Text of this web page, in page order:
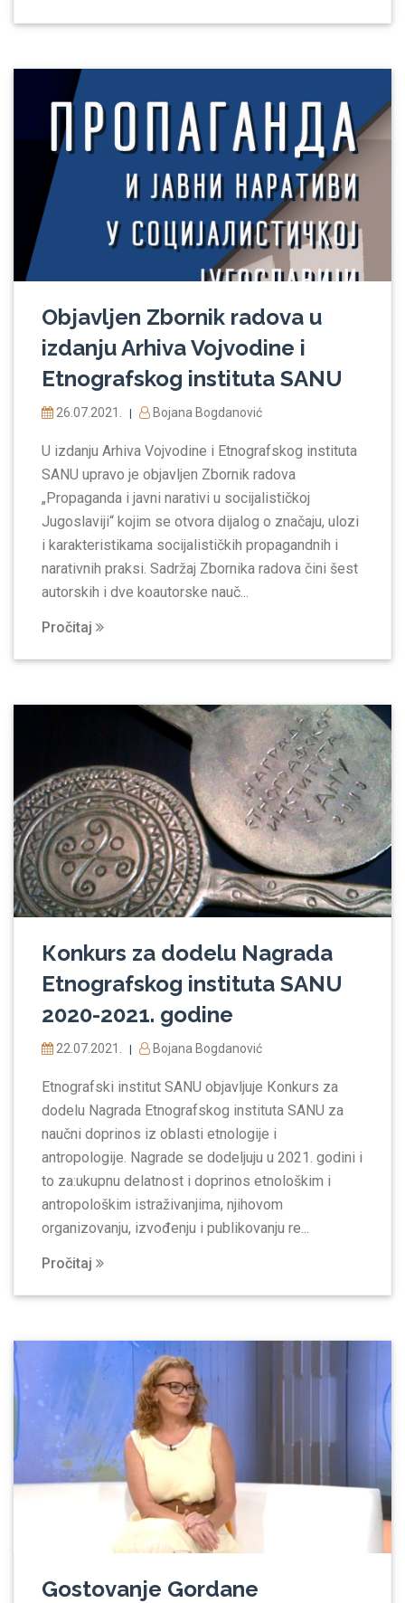
Objavljen Zbornik radova u
izdanju Arhiva Vojvodine i
Etnografskog instituta SANU
26.07.2021. | Bojana Bogdanović
U izdanju Arhiva Vojvodine i Etnografskog instituta
SANU upravo je objavljen Zbornik radova
„Propaganda i javni narativi u socijalističkoj
Jugoslaviji“ kojim se otvora dijalog o značaju, ulozi
i karakteristikama socijalističkih propagandnih i
narativnih praksi. Sadržaj Zbornika radova čini šest
autorskih i dve koautorske nauč...
Pročitaj
Кonkurs za dodelu Nagrada
Etnografskog instituta SANU
2020-2021. godine
22.07.2021. | Bojana Bogdanović
Etnografski institut SANU objavljuje Кonkurs za
dodelu Nagrada Etnografskog instituta SANU za
naučni doprinos iz oblasti etnologije i
antropologije. Nagrade se dodeljuju u 2021. godini i
to za:ukupnu delatnost i doprinos etnološkim i
antropološkim istraživanjima, njihovom
organizovanju, izvođenju i publikovanju re...
Pročitaj
Gostovanje Gordane